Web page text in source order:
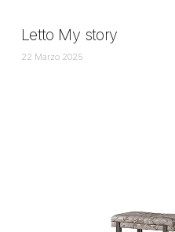
Letto My story
22 Marzo 2025